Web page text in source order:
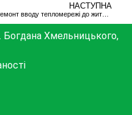
НАСТУПНА
Ремонт вводу тепломережі до житлового будинку
Богдана Хмельницького,